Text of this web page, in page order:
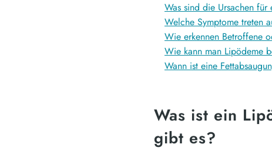
Was sind die Ursachen für
Welche Symptome treten
Wie erkennen Betroffene
Wie kann man Lipödeme
Wann ist eine
Was ist ein
gibt es?